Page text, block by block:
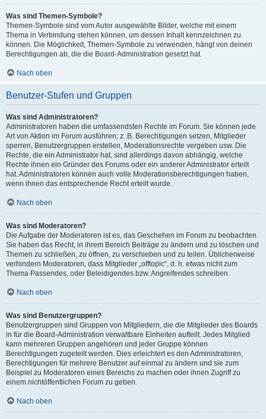
Was sind Themen-Symbole?
Themen-Symbole sind vom Autor ausgewählte Bilder, welche mit einem
Thema in Verbindung stehen können, um dessen Inhalt kennzeichnen zu
können. Die Möglichkeit, Themen-Symbole zu verwenden, hängt von deinen
Berechtigungen ab, die die Board-Administration gesetzt hat.
Nach oben
Benutzer-Stufen und Gruppen
Was sind Administratoren?
Administratoren haben die umfassendsten Rechte im Forum. Sie können jede
Art von Aktion im Forum ausführen; z. B. Berechtigungen setzen, Mitglieder
sperren, Benutzergruppen erstellen, Moderationsrechte vergeben usw. Die
Rechte, die ein Administrator hat, sind allerdings davon abhängig, welche
Rechte ihnen ein Gründer des Forums oder ein anderer Administrator erteilt
hat. Administratoren können auch volle Moderationsberechtigungen haben,
wenn ihnen das entsprechende Recht erteilt wurde.
Nach oben
Was sind Moderatoren?
Die Aufgabe der Moderatoren ist es, das Geschehen im Forum zu beobachten.
Sie haben das Recht, in ihrem Bereich Beiträge zu ändern und zu löschen und
Themen zu schließen, zu öffnen, zu verschieben und zu teilen. Üblicherweise
verhindern Moderatoren, dass Mitglieder „offtopic“, d. h. etwas nicht zum
Thema Passendes, oder Beleidigendes bzw. Angreifendes schreiben.
Nach oben
Was sind Benutzergruppen?
Benutzergruppen sind Gruppen von Mitgliedern, die die Mitglieder des Boards
in für die Board-Administration verwaltbare Einheiten aufteilt. Jedes Mitglied
kann mehreren Gruppen angehören und jeder Gruppe können
Berechtigungen zugeteilt werden. Dies erleichtert es den Administratoren,
Berechtigungen für mehrere Benutzer auf einmal zu ändern und sie zum
Beispiel zu Moderatoren eines Bereichs zu machen oder ihnen Zugriff zu
einem nichtöffentlichen Forum zu geben.
Nach oben